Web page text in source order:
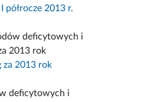
półrocze 2013 r.
deficytowych i
2013 rok
za 2013 rok
deficytowych i